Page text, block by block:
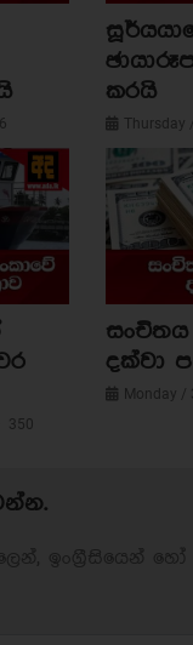
කරයි
350
සංචිතය
දක්වා
Monday